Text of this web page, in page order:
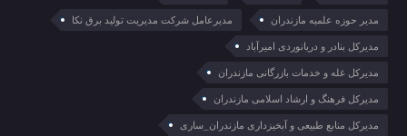
مدیر حوزه علمیه مازندران مدیرعامل شرکت مدیریت تولید برق نکا
مدیرکل بنادر و دریانوردی امیرآباد
مدیرکل غله و خدمات بازرگانی مازندران
مدیرکل فرهنگ و ارشاد اسلامی مازندران
مدیرکل منابع طبیعی و آبخیزداری مازندران_ساری